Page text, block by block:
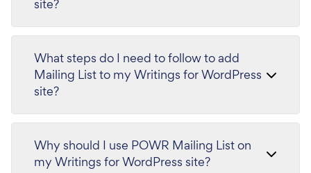
site?
What steps do I need to follow to add
Mailing List to my Writings for WordPress
site?
Why should I use POWR Mailing List on
my Writings for WordPress site?